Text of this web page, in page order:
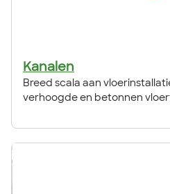
Kanalen
Breed scala aan
verhoogde en betonnen